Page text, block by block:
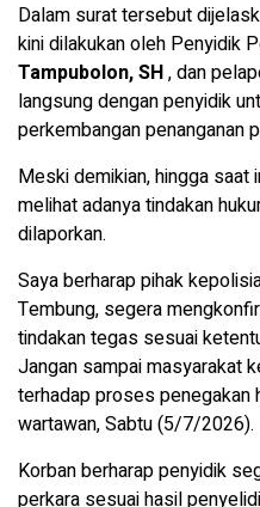
Dalam surat tersebut
kini dilakukan oleh Penyidik
Tampubolon, SH, dan
langsung dengan penyidik
perkembangan penanganan
Meski demikian, hingga saat
melihat adanya tindakan
dilaporkan.
Saya berharap pihak
Tembung, segera
tindakan tegas sesuai
Jangan sampai masyarakat
terhadap proses penegakan
wartawan, Sabtu (5/7/2026).
Korban berharap penyidik
perkara sesuai hasil